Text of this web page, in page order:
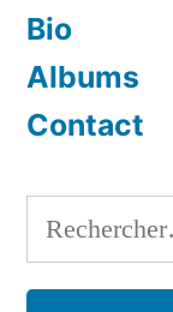
Bio
Albums
Contact
Rechercher :